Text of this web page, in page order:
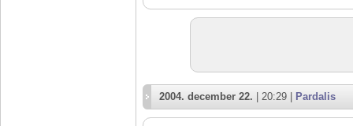
2004. december 22. | 20:29 | Pardalis